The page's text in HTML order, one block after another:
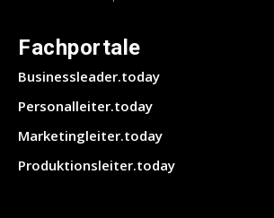
Fachportale
Businessleader.today
Personalleiter.today
Marketingleiter.today
Produktionsleiter.today